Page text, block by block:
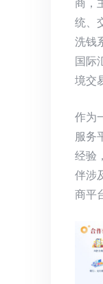
商，
统、
洗钱
国际
境交
作为
服务
经验
伴涉
商平